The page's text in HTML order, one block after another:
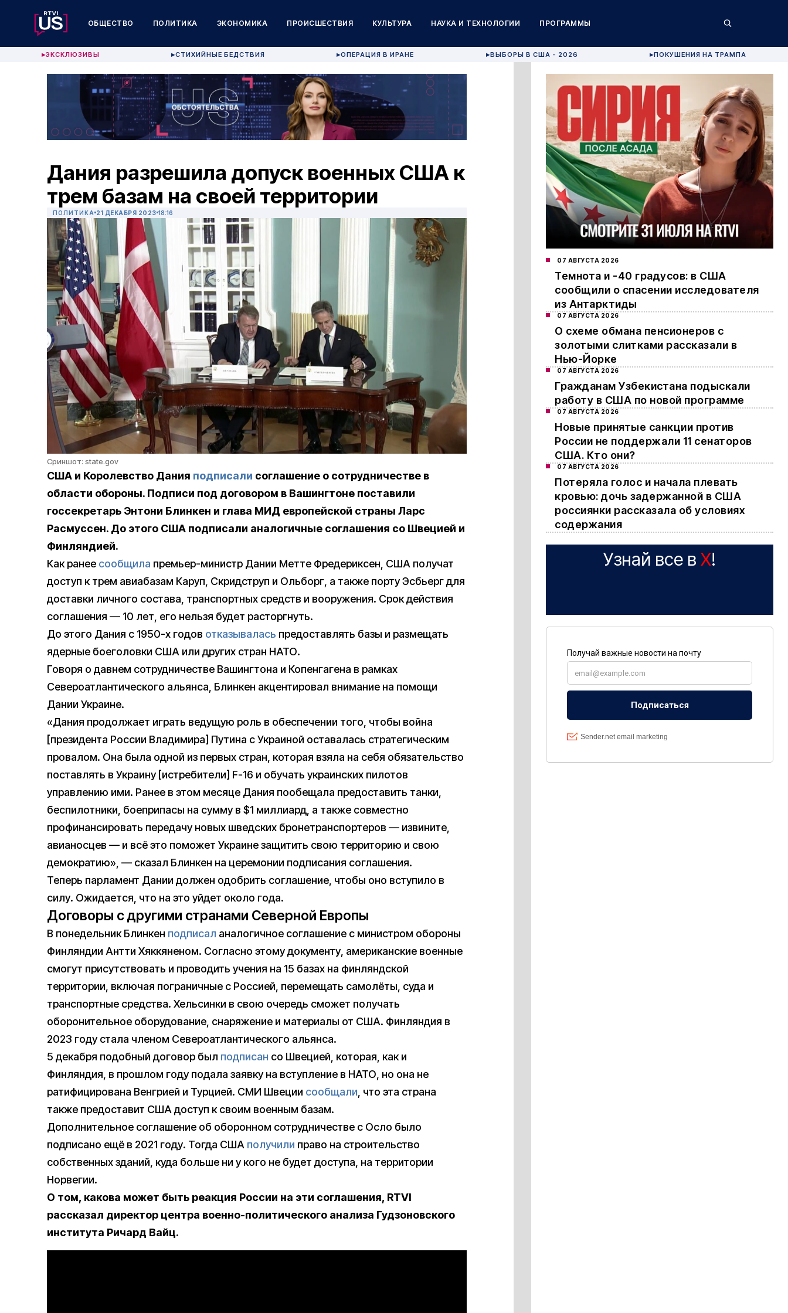
ОБЩЕСТВО ПОЛИТИКА ЭКОНОМИКА ПРОИСШЕСТВИЯ КУЛЬТУРА НАУКА И ТЕХНОЛОГИИ ПРОГРАММЫ
▶ЭКСКЛЮЗИВЫ ▶СТИХИЙНЫЕ БЕДСТВИЯ ▶ОПЕРАЦИЯ В ИРАНЕ ▶ВЫБОРЫ В США - 2026 ▶ПОКУШЕНИЯ НА ТРАМПА
Дания разрешила допуск военных США к
трем базам на своей территории
ПОЛИТИКА 21 ДЕКАБРЯ 2023 18:16
Сриншот: state.gov
США и Королевство Дания подписали соглашение о сотрудничестве в
области обороны. Подписи под договором в Вашингтоне поставили
госсекретарь Энтони Блинкен и глава МИД европейской страны Ларс
Расмуссен. До этого США подписали аналогичные соглашения со Швецией и
Финляндией.
Как ранее сообщила премьер-министр Дании Метте Фредериксен, США получат
доступ к трем авиабазам Каруп, Скридструп и Ольборг, а также порту Эсбьерг для
доставки личного состава, транспортных средств и вооружения. Срок действия
соглашения — 10 лет, его нельзя будет расторгнуть.
До этого Дания с 1950-х годов отказывалась предоставлять базы и размещать
ядерные боеголовки США или других стран НАТО.
Говоря о давнем сотрудничестве Вашингтона и Копенгагена в рамках
Североатлантического альянса, Блинкен акцентировал внимание на помощи
Дании Украине.
«Дания продолжает играть ведущую роль в обеспечении того, чтобы война
[президента России Владимира] Путина с Украиной оставалась стратегическим
провалом. Она была одной из первых стран, которая взяла на себя обязательство
поставлять в Украину [истребители] F-16 и обучать украинских пилотов
управлению ими. Ранее в этом месяце Дания пообещала предоставить танки,
беспилотники, боеприпасы на сумму в $1 миллиард, а также совместно
профинансировать передачу новых шведских бронетранспортеров — извините,
авианосцев — и всё это поможет Украине защитить свою территорию и свою
демократию», — сказал Блинкен на церемонии подписания соглашения.
Теперь парламент Дании должен одобрить соглашение, чтобы оно вступило в
силу. Ожидается, что на это уйдет около года.
Договоры с другими странами Северной Европы
В понедельник Блинкен подписал аналогичное соглашение с министром обороны
Финляндии Антти Хяккяненом. Согласно этому документу, американские военные
смогут присутствовать и проводить учения на 15 базах на финляндской
территории, включая пограничные с Россией, перемещать самолёты, суда и
транспортные средства. Хельсинки в свою очередь сможет получать
оборонительное оборудование, снаряжение и материалы от США. Финляндия в
2023 году стала членом Североатлантического альянса.
5 декабря подобный договор был подписан со Швецией, которая, как и
Финляндия, в прошлом году подала заявку на вступление в НАТО, но она не
ратифицирована Венгрией и Турцией. СМИ Швеции сообщали, что эта страна
также предоставит США доступ к своим военным базам.
Дополнительное соглашение об оборонном сотрудничестве с Осло было
подписано ещё в 2021 году. Тогда США получили право на строительство
собственных зданий, куда больше ни у кого не будет доступа, на территории
Норвегии.
О том, какова может быть реакция России на эти соглашения, RTVI
рассказал директор центра военно-политического анализа Гудзоновского
института Ричард Вайц.
07 АВГУСТА 2026
Темнота и -40 градусов: в США
сообщили о спасении исследователя
из Антарктиды
07 АВГУСТА 2026
О схеме обмана пенсионеров с
золотыми слитками рассказали в
Нью-Йорке
07 АВГУСТА 2026
Гражданам Узбекистана подыскали
работу в США по новой программе
07 АВГУСТА 2026
Новые принятые санкции против
России не поддержали 11 сенаторов
США. Кто они?
07 АВГУСТА 2026
Потеряла голос и начала плевать
кровью: дочь задержанной в США
россиянки рассказала об условиях
содержания
Узнай все в X!